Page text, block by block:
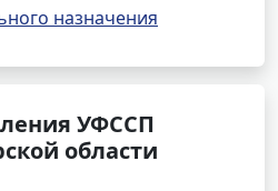
назначения
УФССП
области